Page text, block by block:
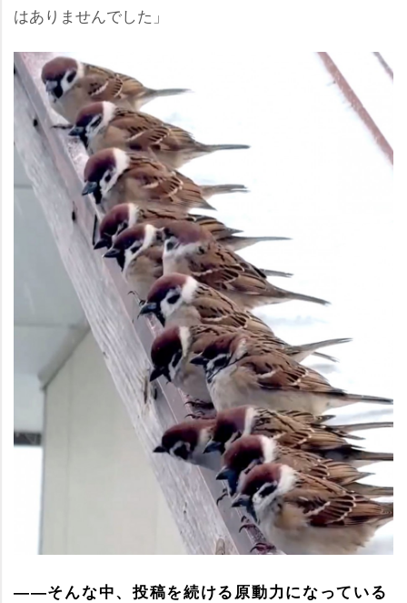
はありませんでした」
――そんな中、投稿を続ける原動力になっている